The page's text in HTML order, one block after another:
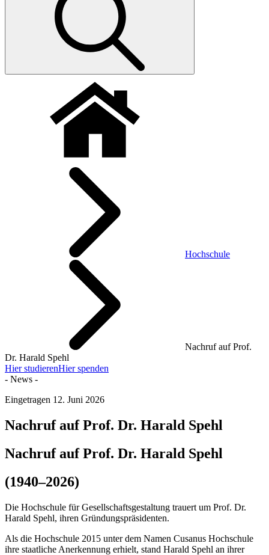
Hochschule
Nachruf auf Prof.
Dr. Harald Spehl
Hier studierenHier spenden
- News -
Eingetragen 12. Juni 2026
Nachruf auf Prof. Dr. Harald Spehl
Nachruf auf Prof. Dr. Harald Spehl
(1940–2026)
Die Hochschule für Gesellschaftsgestaltung trauert um Prof. Dr.
Harald Spehl, ihren Gründungspräsidenten.
Als die Hochschule 2015 unter dem Namen Cusanus Hochschule
ihre staatliche Anerkennung erhielt, stand Harald Spehl an ihrer